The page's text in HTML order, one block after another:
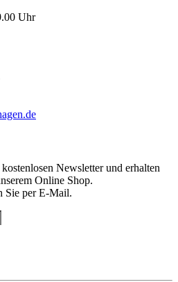
Uhr
Newsletter und erhalten
Online Shop.
Sie per E-Mail.